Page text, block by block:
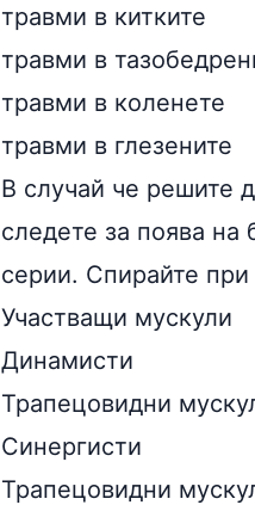
травми в китките
травми в
травми в коленете
травми в глезените
В случай че решите
следете за поява
серии. Спирайте при
Участващи мускули
Динамисти
Трапецовидни
Синергисти
Трапецовидни